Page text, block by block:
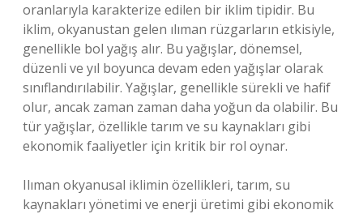
oranlarıyla karakterize edilen bir iklim tipidir. Bu
iklim, okyanustan gelen ılıman rüzgarların etkisiyle,
genellikle bol yağış alır. Bu yağışlar, dönemsel,
düzenli ve yıl boyunca devam eden yağışlar olarak
sınıflandırılabilir. Yağışlar, genellikle sürekli ve hafif
olur, ancak zaman zaman daha yoğun da olabilir. Bu
tür yağışlar, özellikle tarım ve su kaynakları gibi
ekonomik faaliyetler için kritik bir rol oynar.
Ilıman okyanusal iklimin özellikleri, tarım, su
kaynakları yönetimi ve enerji üretimi gibi ekonomik